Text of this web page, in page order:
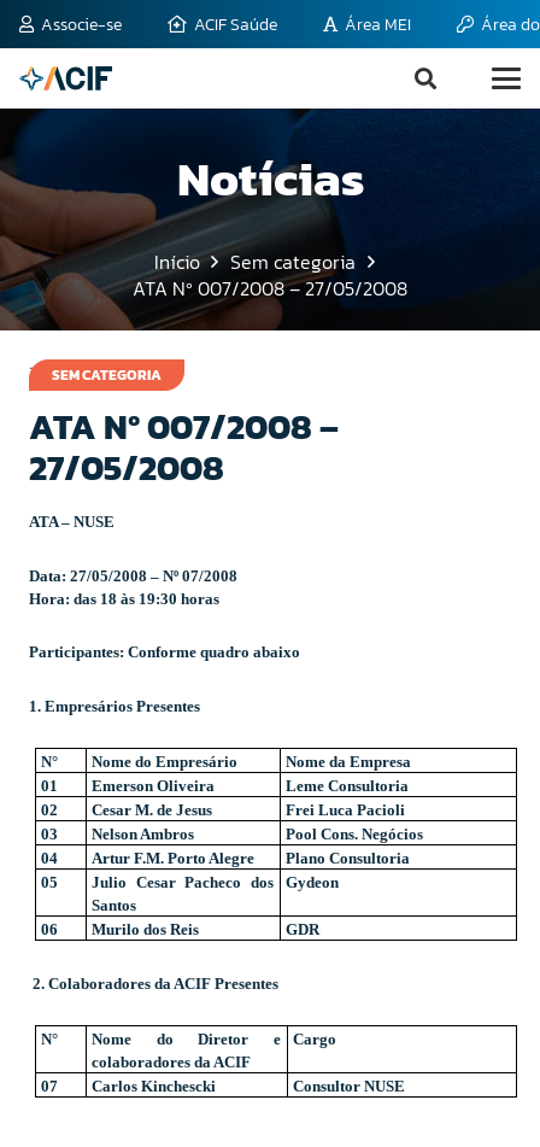
Associe-se ACIF Saúde Área MEI Área
Notícias
Início
Sem categoria
ATA Nº 007/2008 – 27/05/2008
SEM CATEGORIA
16 de junho de 2008
ATA Nº 007/2008 –
27/05/2008
ATA – NUSE
Data: 27/05/2008 – Nº 07/2008
Hora: das 18 às 19:30 horas
Participantes: Conforme quadro abaixo
1. Empresários Presentes
N° Nome do Empresário
Nome da Empresa
01
Emerson Oliveira
Leme Consultoria
02
Cesar M. de Jesus
Frei Luca Pacioli
03
Nelson Ambros
Pool Cons. Negócios
04
Artur F.M. Porto Alegre
Plano Consultoria
05
Julio Cesar Pacheco dos
Santos
Gydeon
06 Murilo dos Reis GDR
2. Colaboradores da ACIF Presentes
N°
Nome do Diretor e
colaboradores da ACIF
Cargo
07 Carlos Kinchescki Consultor NUSE